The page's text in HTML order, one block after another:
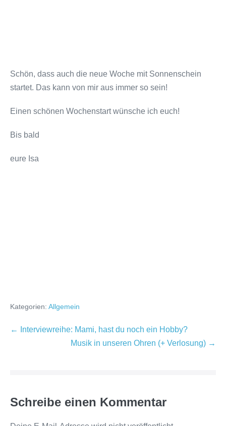
Schön, dass auch die neue Woche mit Sonnenschein
startet. Das kann von mir aus immer so sein!
Einen schönen Wochenstart wünsche ich euch!
Bis bald
eure Isa
Kategorien: Allgemein
Beitragsnavigation
← Interviewreihe: Mami, hast du noch ein Hobby?
Musik in unseren Ohren (+ Verlosung) →
Schreibe einen Kommentar